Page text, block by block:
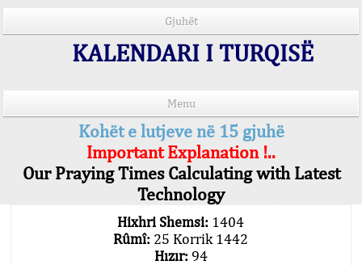
Gjuhët
KALENDARI I TURQISË
Menu
Kohët e lutjeve në 15 gjuhë
Important Explanation !..
Our Praying Times Calculating with Latest
Technology
Hixhri Shemsi: 1404
Rûmî: 25 Korrik 1442
Hızır: 94